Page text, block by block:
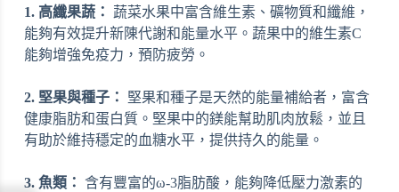
1. 高纖果蔬：
蔬菜水果中富含維生素、礦物質和纖維，
能夠有效提升新陳代謝和能量水平。蔬果中的維生素C
能夠增強免疫力，預防疲勞。
2. 堅果與種子：
堅果和種子是天然的能量補給者，富含
健康脂肪和蛋白質。堅果中的鎂能幫助肌肉放鬆，並且
有助於維持穩定的血糖水平，提供持久的能量。
3. 魚類：
含有豐富的ω-3脂肪酸，能夠降低壓力激素的